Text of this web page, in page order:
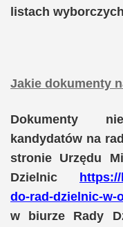
listach
Jakie dokumenty
Dokumenty
kandydatów na
stronie Urzędu
Dzielnic
do-rad-dzielnic-w-
w biurze Rady